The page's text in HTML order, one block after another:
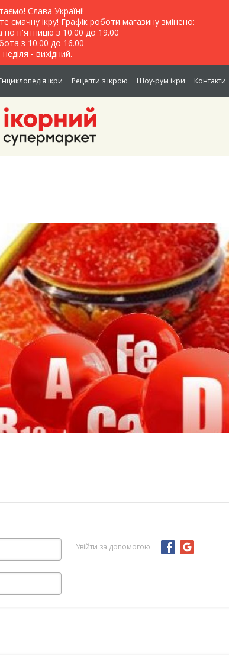
Слава Україні!
ікру! Графік роботи магазину змінено:
по п'ятницю з 10.00 до 19.00
з 10.00 до 16.00
неділя - вихідний.
ікри Рецепти з ікрою Шоу-рум ікри Контакти
Увійти за допомогою